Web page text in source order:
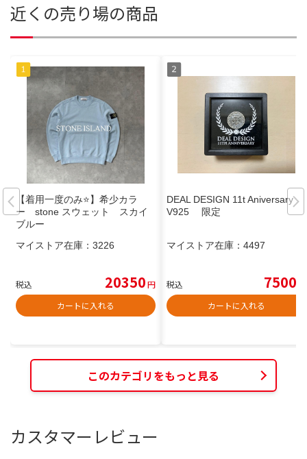
近くの売り場の商品
【着用一度のみ⭐️】希少カラ
ー stone スウェット スカイ
ブルー
マイストア在庫： 3226
税込 20350円
カートに入れる
DEAL DESIGN 11t Aniversary S
V925 限定
マイストア在庫： 4497
税込 7500
カートに入れる
このカテゴリをもっと見る
カスタマーレビュー